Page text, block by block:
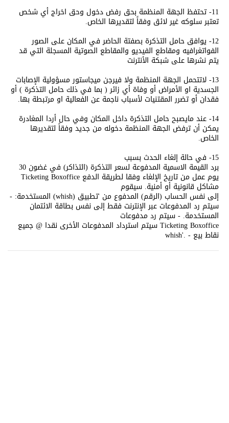
11- تحتفظ الجهة المنظمة بحق رفض دخول وحق اخراج أي شخص
تعتبر سلوكه غير لائق وفقاً لتقديرها الخاص.
12- يوافق حامل التذكرة بصفتة الحاضر في المكان على الصور
الفواتغرافيه ومقاطع الفيديو والمقاطع الصوتية المسجلة التي قد
يتم نشرها على شبكة الأنترنت
13- لاتتحمل الجهة المنظمة ولا فيرجن ميجاستور مسؤولية الإصابات
الجسدية او الأمراض أو وفاة أي زائر ( بما في ذلك حامل التذكرة ) أو
فقدان أو تضرر المقتنيات لأسباب ناجمة عن الفعالية او مرتبطة بها.
14- عند مايصبح حامل التذكرة داخل المكان وفي حال أردا المغادرة
يمكن أن ترفض الجهة المنظمة دخوله من جديد وفقاً لتقديرها
الخاص.
15- في حالة إلغاء الحدث بسبب
برد القیمة الاسمیة المدفوعة لسعر التذكرة (التذاكر) في غضون 30
یوم عمل من تاریخ الإلغاء وفقا لطریقة الدفع Ticketing Boxoffice
مشاكل قانونیة أو أمنیة. سیقوم
إلى نفس الحساب (الرقم) المدفوع من 'تطبیق (whish) المستخدمة: -
سیتم رد المدفوعات عبر الإنترنت فقط إلى نفس بطاقة الائتمان
المستخدمة. - سیتم رد مدفوعات
Ticketing Boxoffice سیتم استرداد المدفوعات الأخرى نقدا @ جمیع
نقاط بیع - .'whish